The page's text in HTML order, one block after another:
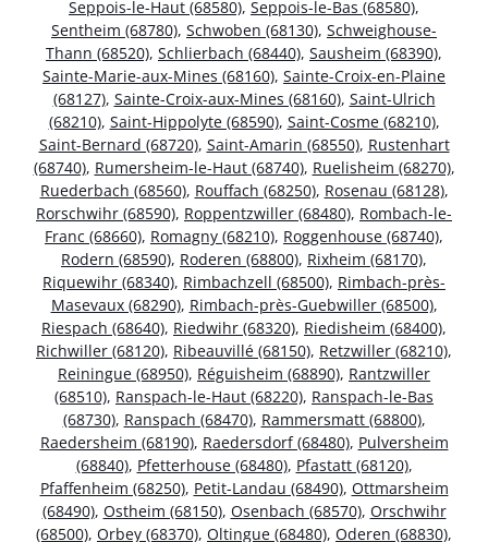
Seppois-le-Haut (68580), Seppois-le-Bas (68580),
Sentheim (68780), Schwoben (68130), Schweighouse-
Thann (68520), Schlierbach (68440), Sausheim (68390),
Sainte-Marie-aux-Mines (68160), Sainte-Croix-en-Plaine
(68127), Sainte-Croix-aux-Mines (68160), Saint-Ulrich
(68210), Saint-Hippolyte (68590), Saint-Cosme (68210),
Saint-Bernard (68720), Saint-Amarin (68550), Rustenhart
(68740), Rumersheim-le-Haut (68740), Ruelisheim (68270),
Ruederbach (68560), Rouffach (68250), Rosenau (68128),
Rorschwihr (68590), Roppentzwiller (68480), Rombach-le-
Franc (68660), Romagny (68210), Roggenhouse (68740),
Rodern (68590), Roderen (68800), Rixheim (68170),
Riquewihr (68340), Rimbachzell (68500), Rimbach-près-
Masevaux (68290), Rimbach-près-Guebwiller (68500),
Riespach (68640), Riedwihr (68320), Riedisheim (68400),
Richwiller (68120), Ribeauvillé (68150), Retzwiller (68210),
Reiningue (68950), Réguisheim (68890), Rantzwiller
(68510), Ranspach-le-Haut (68220), Ranspach-le-Bas
(68730), Ranspach (68470), Rammersmatt (68800),
Raedersheim (68190), Raedersdorf (68480), Pulversheim
(68840), Pfetterhouse (68480), Pfastatt (68120),
Pfaffenheim (68250), Petit-Landau (68490), Ottmarsheim
(68490), Ostheim (68150), Osenbach (68570), Orschwihr
(68500), Orbey (68370), Oltingue (68480), Oderen (68830),